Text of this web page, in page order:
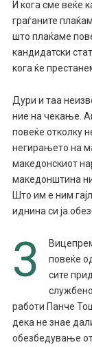
И кога сме веќе
граѓаните
што плаќаме
кандидатски
кога ќе
Дури и таа
ние на чекање.
повеќе отколку
негирањето на
македонскиот
македонштина
Што им е ним
иднина си ја
3
повеќе
сите
работи Панче
дека не знае
обезбедување